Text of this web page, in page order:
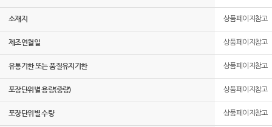
소재지 상품페이지참고
제조연월일 상품페이지참고
유통기한 또는 품질유지기한 상품페이지참고
포장단위별 용량(중량) 상품페이지참고
포장단위별 수량 상품페이지참고